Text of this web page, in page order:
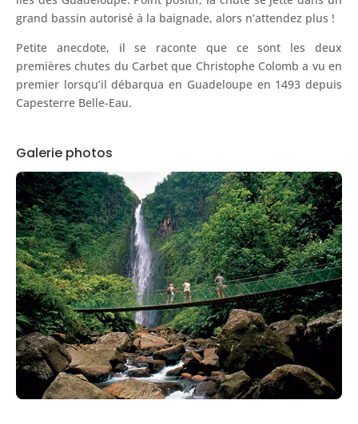
grand bassin autorisé à la baignade, alors n’attendez plus !
Petite anecdote, il se raconte que ce sont les deux
premières chutes du Carbet que Christophe Colomb a vu en
premier lorsqu’il débarqua en Guadeloupe en 1493 depuis
Capesterre Belle-Eau.
Galerie photos